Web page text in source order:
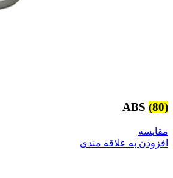
ABS (80)
مقایسه
افزودن به علاقه مندی